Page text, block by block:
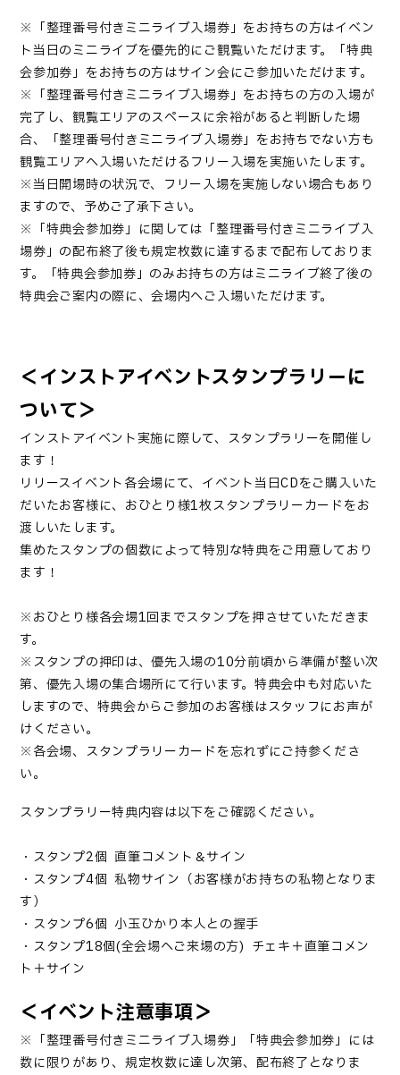
※「整理番号付きミニライブ入場券」をお持ちの方はイベン
ト当日のミニライブを優先的にご観覧いただけます。「特典
会参加券」をお持ちの方はサイン会にご参加いただけます。
※「整理番号付きミニライブ入場券」をお持ちの方の入場が
完了し、観覧エリアのスペースに余裕があると判断した場
合、「整理番号付きミニライブ入場券」をお持ちでない方も
観覧エリアへ入場いただけるフリー入場を実施いたします。
※当日開場時の状況で、フリー入場を実施しない場合もあり
ますので、予めご了承下さい。
※「特典会参加券」に関しては「整理番号付きミニライブ入
場券」の配布終了後も規定枚数に達するまで配布しておりま
す。「特典会参加券」のみお持ちの方はミニライブ終了後の
特典会ご案内の際に、会場内へご入場いただけます。
＜インストアイベントスタンプラリーに
ついて＞
インストアイベント実施に際して、スタンプラリーを開催し
ます！
リリースイベント各会場にて、イベント当日CDをご購入いた
だいたお客様に、おひとり様1枚スタンプラリーカードをお
渡しいたします。
集めたスタンプの個数によって特別な特典をご用意しており
ます！
※おひとり様各会場1回までスタンプを押させていただきま
す。
※スタンプの押印は、優先入場の10分前頃から準備が整い次
第、優先入場の集合場所にて行います。特典会中も対応いた
しますので、特典会からご参加のお客様はスタッフにお声が
けください。
※各会場、スタンプラリーカードを忘れずにご持参くださ
い。
スタンプラリー特典内容は以下をご確認ください。
・スタンプ2個 → 直筆コメント＆サイン
・スタンプ4個 → 私物サイン（お客様がお持ちの私物となりま
す）
・スタンプ6個 → 小玉ひかり本人との握手
・スタンプ18個(全会場へご来場の方) → チェキ＋直筆コメン
ト＋サイン
＜イベント注意事項＞
※「整理番号付きミニライブ入場券」「特典会参加券」には
数に限りがあり、規定枚数に達し次第、配布終了となりま